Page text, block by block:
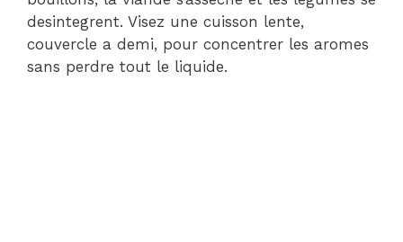
desintegrent. Visez une cuisson lente,
couvercle a demi, pour concentrer les aromes
sans perdre tout le liquide.